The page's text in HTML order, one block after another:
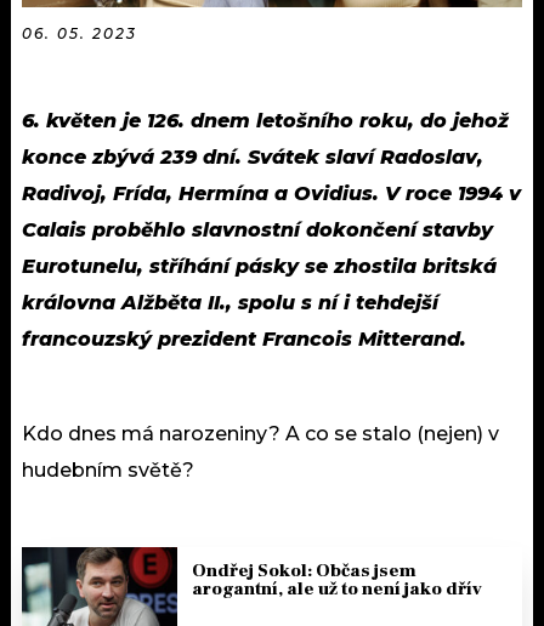
06. 05. 2023
6. květen je 126. dnem letošního roku, do jehož
konce zbývá 239 dní. Svátek slaví Radoslav,
Radivoj, Frída, Hermína a Ovidius. V roce 1994 v
Calais proběhlo slavnostní dokončení stavby
Eurotunelu, stříhání pásky se zhostila britská
královna Alžběta II., spolu s ní i tehdejší
francouzský prezident Francois Mitterand.
Kdo dnes má narozeniny? A co se stalo (nejen) v
hudebním světě?
Ondřej Sokol: Občas jsem
arogantní, ale už to není jako dřív